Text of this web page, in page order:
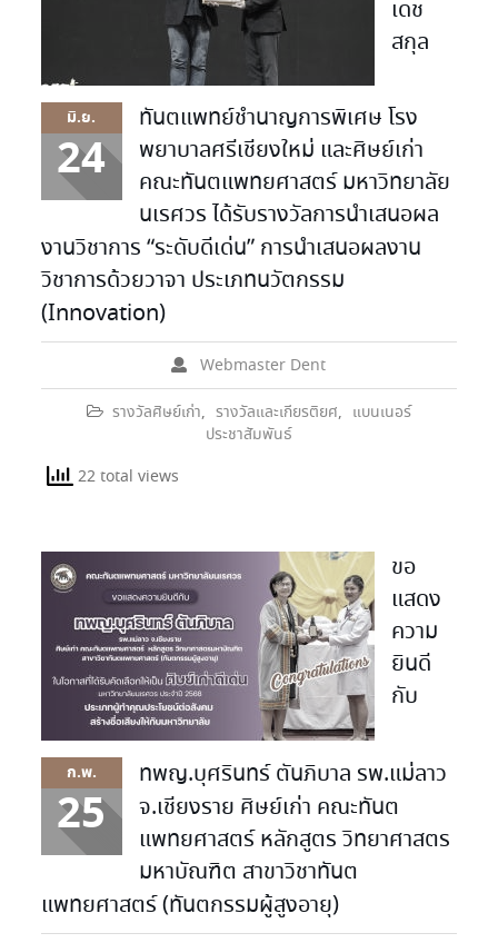
มิ.ย.
24
เดช
สกุล
ทันตแพทย์ชำนาญการพิเศษ โรง
พยาบาลศรีเชียงใหม่ และศิษย์เก่า
คณะทันตแพทยศาสตร์ มหาวิทยาลัย
นเรศวร ได้รับรางวัลการนำเสนอผล
งานวิชาการ “ระดับดีเด่น” การนำเสนอผลงาน
วิชาการด้วยวาจา ประเภทนวัตกรรม
(Innovation)
Webmaster Dent
รางวัลศิษย์เก่า, รางวัลและเกียรติยศ, แบนเนอร์
ประชาสัมพันธ์
22 total views
ก.พ.
25
ขอ
แสดง
ความ
ยินดี
กับ
ทพญ.บุศรินทร์ ตันภิบาล รพ.แม่ลาว
จ.เชียงราย ศิษย์เก่า คณะทันต
แพทยศาสตร์ หลักสูตร วิทยาศาสตร
มหาบัณฑิต สาขาวิชาทันต
แพทยศาสตร์ (ทันตกรรมผู้สูงอายุ)